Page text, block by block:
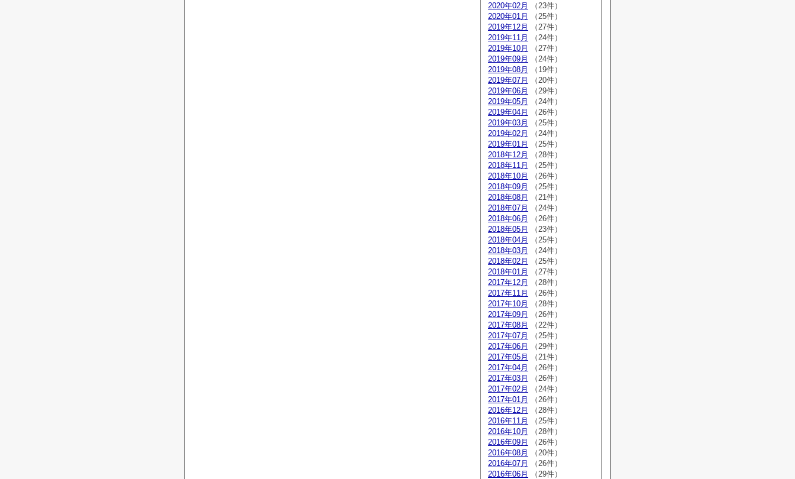
2020年02月
（23件）
2020年01月
（25件）
2019年12月
（27件）
2019年11月
（24件）
2019年10月
（27件）
2019年09月
（24件）
2019年08月
（19件）
2019年07月
（20件）
2019年06月
（29件）
2019年05月
（24件）
2019年04月
（26件）
2019年03月
（25件）
2019年02月
（24件）
2019年01月
（25件）
2018年12月
（28件）
2018年11月
（25件）
2018年10月
（26件）
2018年09月
（25件）
2018年08月
（21件）
2018年07月
（24件）
2018年06月
（26件）
2018年05月
（23件）
2018年04月
（25件）
2018年03月
（24件）
2018年02月
（25件）
2018年01月
（27件）
2017年12月
（28件）
2017年11月
（26件）
2017年10月
（28件）
2017年09月
（26件）
2017年08月
（22件）
2017年07月
（25件）
2017年06月
（29件）
2017年05月
（21件）
2017年04月
（26件）
2017年03月
（26件）
2017年02月
（24件）
2017年01月
（26件）
2016年12月
（28件）
2016年11月
（25件）
2016年10月
（28件）
2016年09月
（26件）
2016年08月
（20件）
2016年07月
（26件）
2016年06月
（29件）